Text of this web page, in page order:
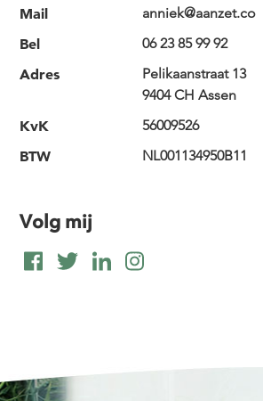
Mail anniek@aanzet.co
Bel 06 23 85 99 92
Adres
Pelikaanstraat 13
9404 CH Assen
KvK 56009526
BTW NL001134950B11
Volg mij